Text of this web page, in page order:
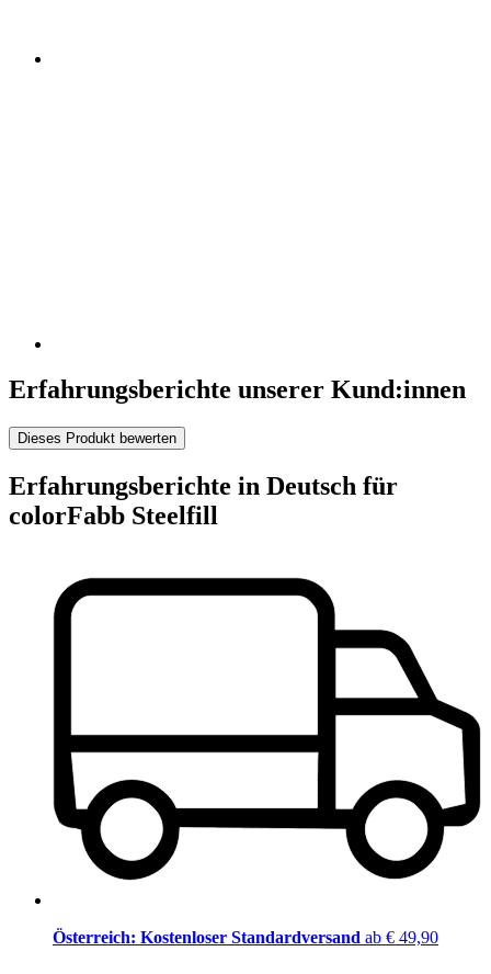
Erfahrungsberichte unserer Kund:innen
Dieses Produkt bewerten
Erfahrungsberichte in Deutsch für
colorFabb Steelfill
Österreich: Kostenloser Standardversand ab € 49,90